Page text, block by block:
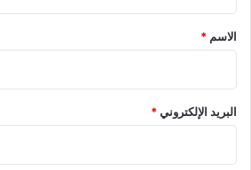
*
الاسم *
البريد الإلكتروني*